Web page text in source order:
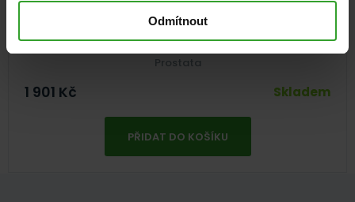
Odmítnout
Cemio RED3®, 360 kapslí, NOVÝ
98%(52×)
Prostata
1 901 Kč Skladem
PŘIDAT DO KOŠÍKU